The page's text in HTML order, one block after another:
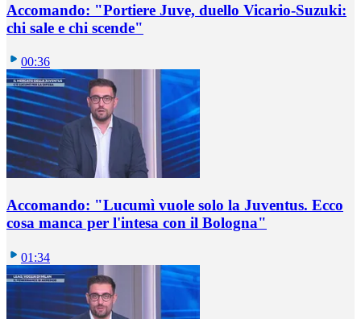
Accomando: "Portiere Juve, duello Vicario-Suzuki:
chi sale e chi scende"
00:36
Accomando: "Lucumì vuole solo la Juventus. Ecco
cosa manca per l'intesa con il Bologna"
01:34